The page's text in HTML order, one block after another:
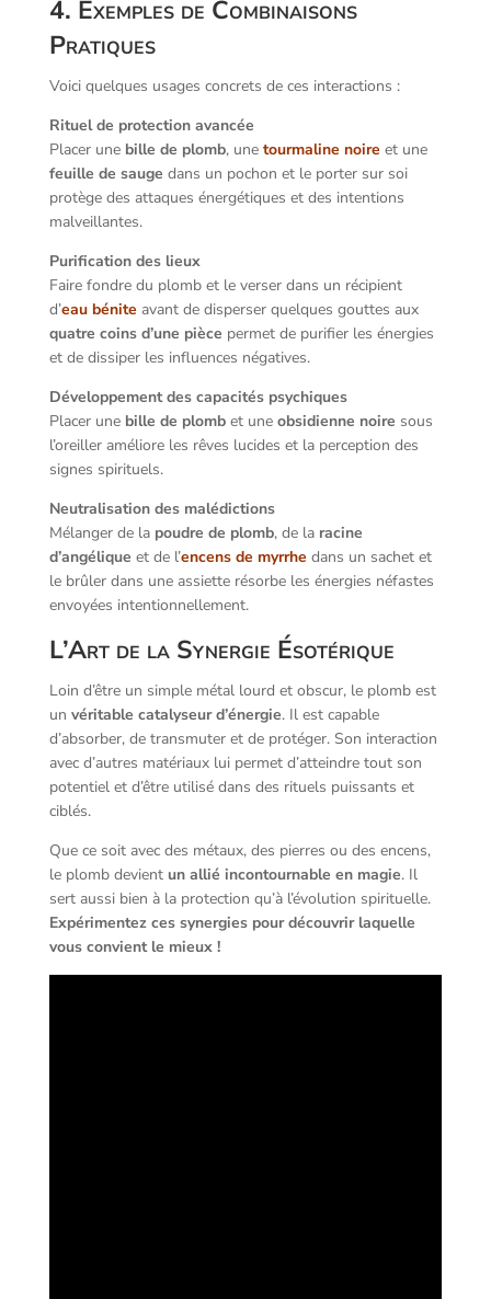
4. Exemples de Combinaisons
Pratiques
Voici quelques usages concrets de ces interactions :
Rituel de protection avancée
Placer une bille de plomb, une tourmaline noireet une
feuille de sauge dans un pochon et le porter sur soi
protège des attaques énergétiques et des intentions
malveillantes.
Purification des lieux
Faire fondre du plomb et le verser dans un récipient
d’eau béniteavant de disperser quelques gouttes aux
quatre coins d’une pièce permet de purifier les énergies
et de dissiper les influences négatives.
Développement des capacités psychiques
Placer une bille de plombet une obsidienne noire sous
l’oreiller améliore les rêves lucides et la perception des
signes spirituels.
Neutralisation des malédictions
Mélanger de la poudre de plomb, de la racine
d’angélique et de l’encens de myrrhedans un sachet et
le brûler dans une assiette résorbe les énergies néfastes
envoyées intentionnellement.
L’Art de la Synergie Ésotérique
Loin d’être un simple métal lourd et obscur, le plomb est
un véritable catalyseur d’énergie. Il est capable
d’absorber, de transmuter et de protéger. Son interaction
avec d’autres matériaux lui permet d’atteindre tout son
potentiel et d’être utilisé dans des rituels puissants et
ciblés.
Que ce soit avec des métaux, des pierres ou des encens,
le plomb devient un allié incontournable en magie. Il
sert aussi bien à la protection qu’à l’évolution spirituelle.
Expérimentez ces synergies pour découvrir laquelle
vous convient le mieux !